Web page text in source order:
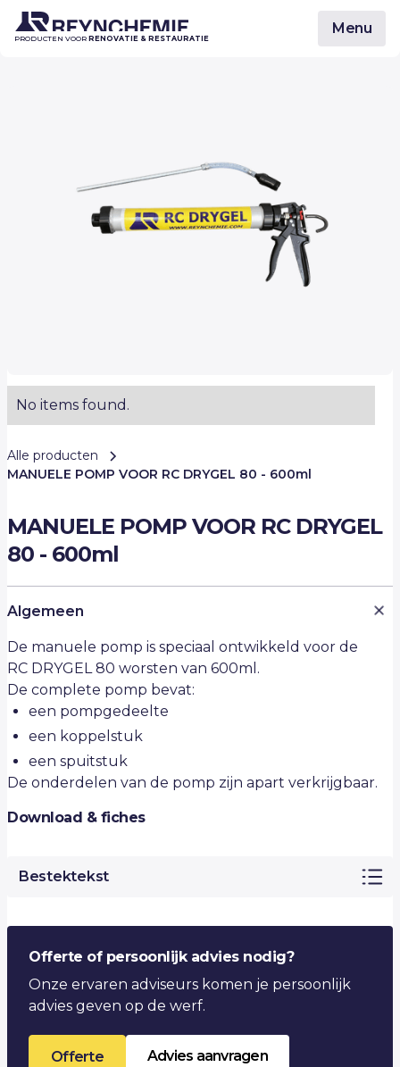
PRODUCTEN VOOR RENOVATIE & RESTAURATIE
Menu
Alle producten
MANUELE POMP VOOR RC DRYGEL 80 - 600ml
No items found.
MANUELE POMP VOOR RC DRYGEL
80 - 600ml
Algemeen
De manuele pomp is speciaal ontwikkeld voor de
RC DRYGEL 80 worsten van 600ml.
De complete pomp bevat:
een pompgedeelte
een koppelstuk
een spuitstuk
De onderdelen van de pomp zijn apart verkrijgbaar.
Download & fiches
Bestektekst
Offerte of persoonlijk advies nodig?
Onze ervaren adviseurs komen je persoonlijk
advies geven op de werf.
Offerte Advies aanvragen